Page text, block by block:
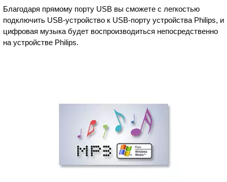
Благодаря прямому порту USB вы сможете с легкостью
подключить USB-устройство к USB-порту устройства Philips, и
цифровая музыка будет воспроизводиться непосредственно
на устройстве Philips.